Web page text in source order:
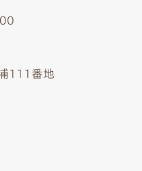
111番地